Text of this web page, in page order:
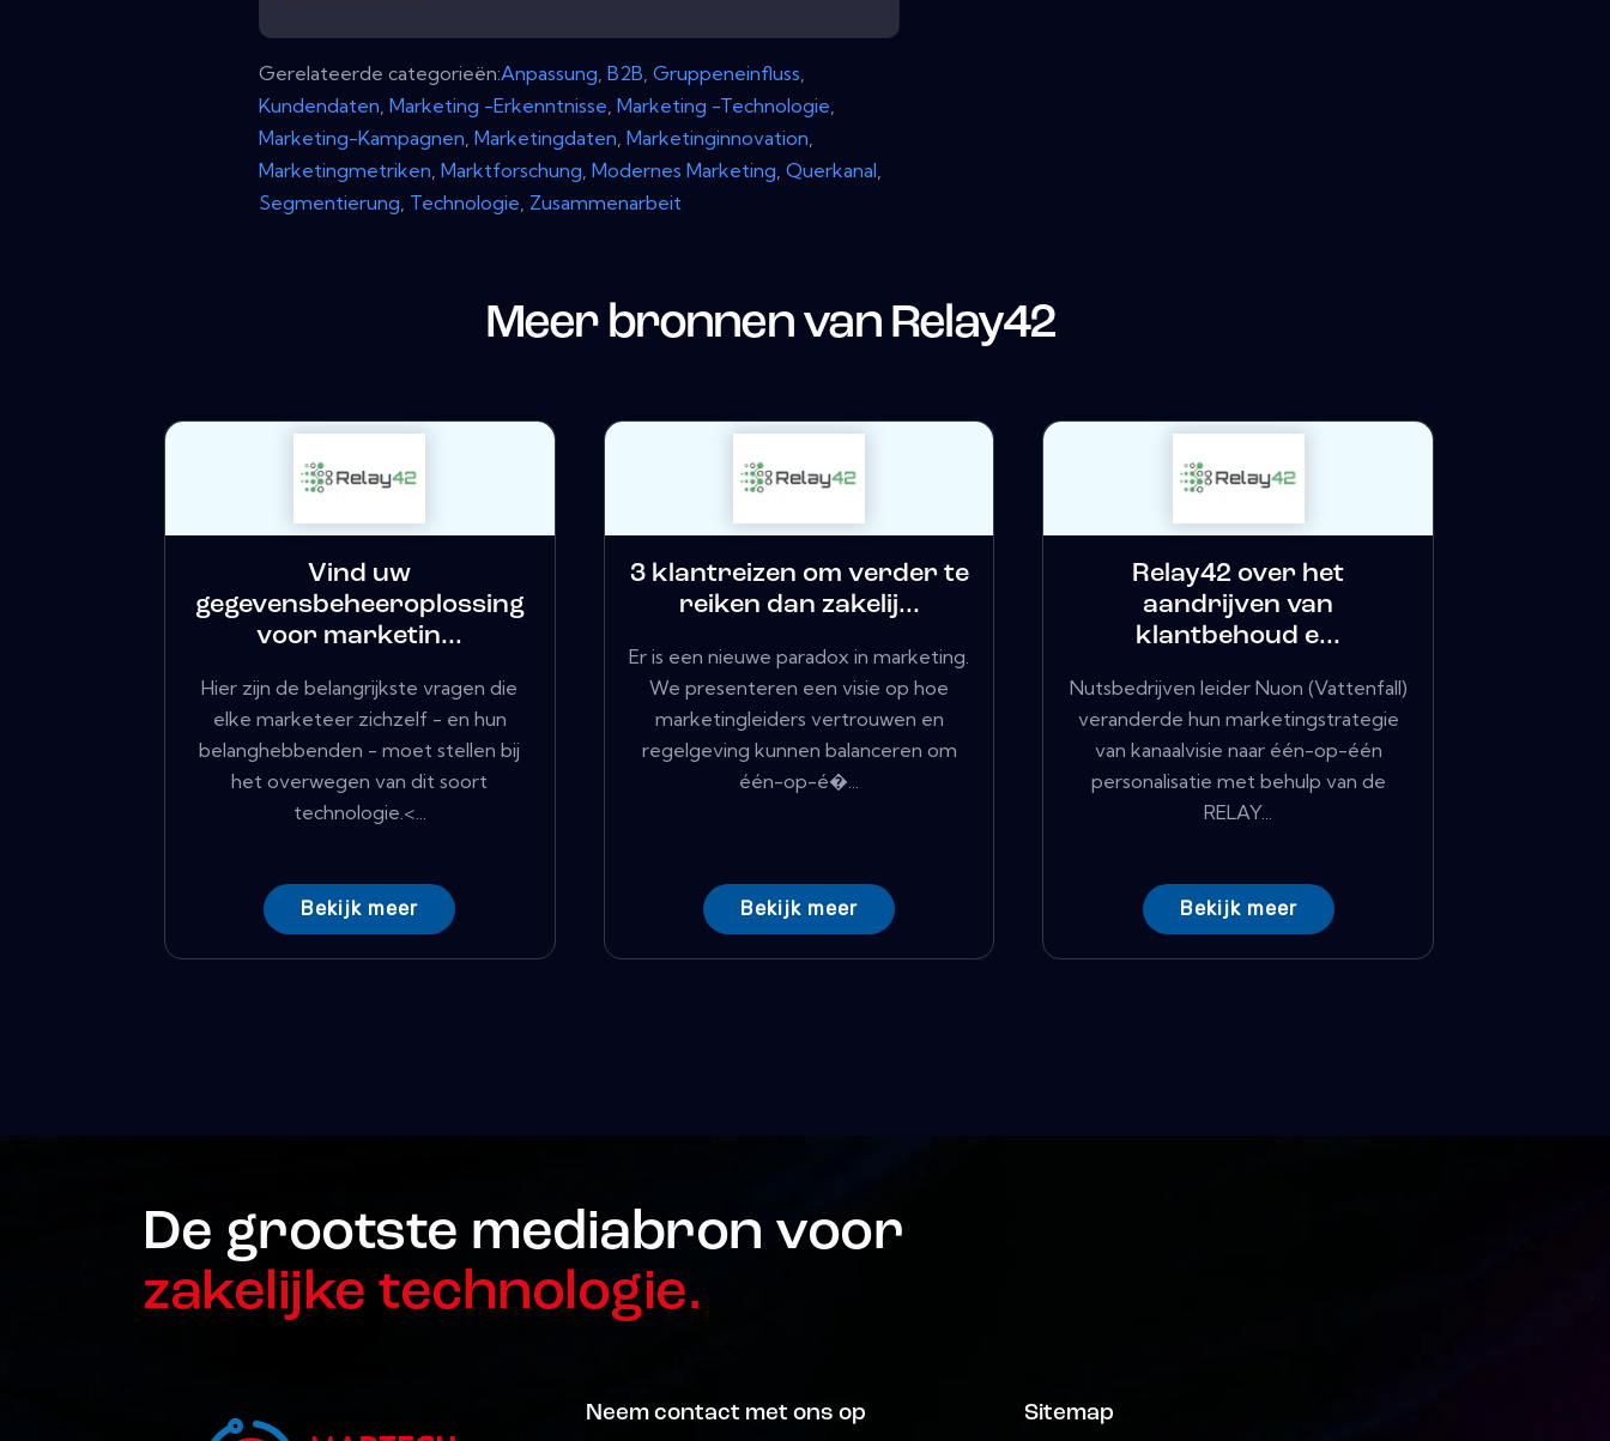
Gerelateerde categorieën:Anpassung,B2B,Gruppeneinfluss,
Kundendaten,Marketing -Erkenntnisse,Marketing -Technologie,
Marketing-Kampagnen,Marketingdaten,Marketinginnovation,
Marketingmetriken,Marktforschung,Modernes Marketing,Querkanal,
Segmentierung, Technologie, Zusammenarbeit
Meer bronnen van Relay42
Vind uw
gegevensbeheeroplossing
voor marketin...
Hier zijn de belangrijkste vragen die
elke marketeer zichzelf - en hun
belanghebbenden - moet stellen bij
het overwegen van dit soort
technologie.<...
Bekijk meer
3 klantreizen om verder te
reiken dan zakelij...
Er is een nieuwe paradox in marketing.
We presenteren een visie op hoe
marketingleiders vertrouwen en
regelgeving kunnen balanceren om
één-op-é�...
Bekijk meer
Relay42 over het
aandrijven van
klantbehoud e...
Nutsbedrijven leider Nuon (Vattenfall)
veranderde hun marketingstrategie
van kanaalvisie naar één-op-één
personalisatie met behulp van de
RELAY...
Bekijk meer
De grootste mediabron voor
zakelijke technologie.
Neem contact met ons op Sitemap